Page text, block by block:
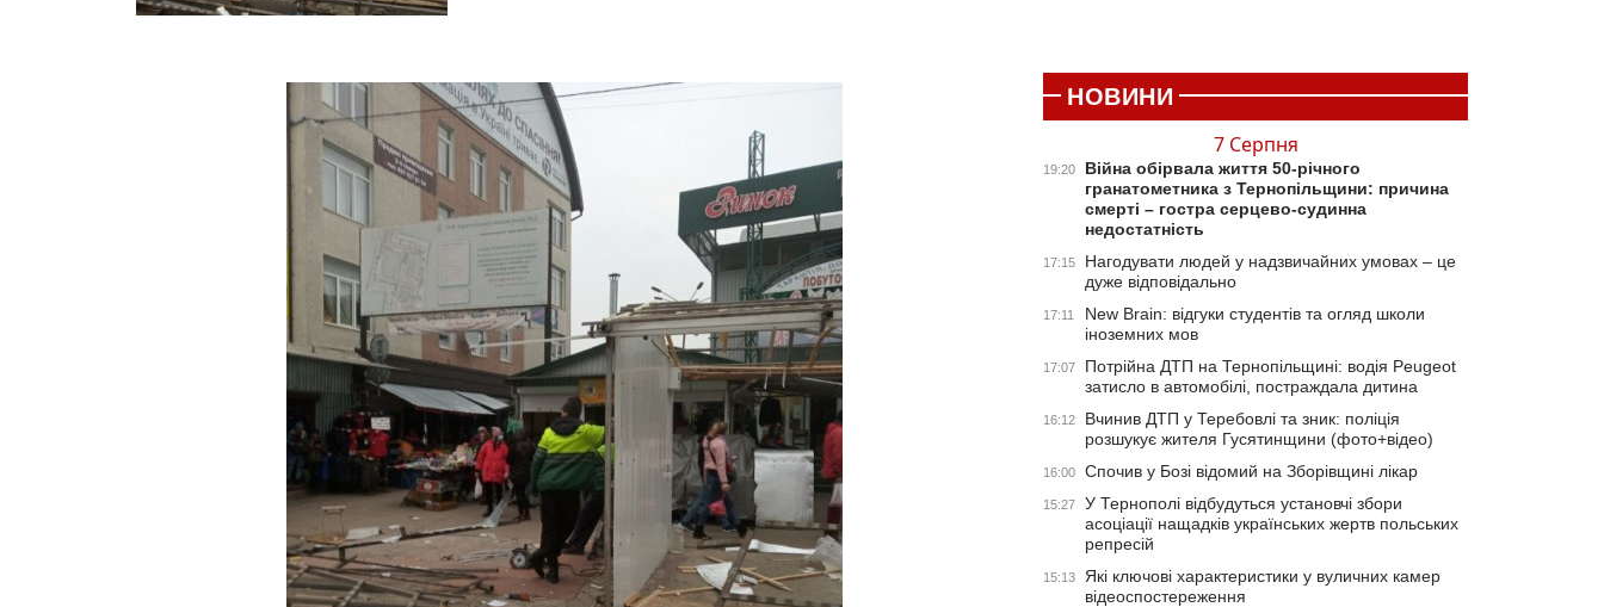
НОВИНИ
7 Серпня
19:20
Війна обірвала життя 50-річного
гранатометника з Тернопільщини: причина
смерті – гостра серцево-судинна
недостатність
17:15
Нагодувати людей у надзвичайних умовах – це
дуже відповідально
17:11
New Brain: відгуки студентів та огляд школи
іноземних мов
17:07
Потрійна ДТП на Тернопільщині: водія Peugeot
затисло в автомобілі, постраждала дитина
16:12
Вчинив ДТП у Теребовлі та зник: поліція
розшукує жителя Гусятинщини (фото+відео)
16:00 Спочив у Бозі відомий на Зборівщині лікар
15:27
У Тернополі відбудуться установчі збори
асоціації нащадків українських жертв польських
репресій
15:13
Які ключові характеристики у вуличних камер
відеоспостереження